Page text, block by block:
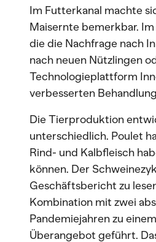
Im Futterkanal machte
Maisernte bemerkbar.
die die Nachfrage nach
nach neuen Nützlingen
Technologieplattform
verbesserten
Die Tierproduktion
unterschiedlich. Poulet
Rind- und Kalbfleisch
können. Der
Geschäftsbericht zu
Kombination mit zwei
Pandemiejahren zu
Überangebot geführt.